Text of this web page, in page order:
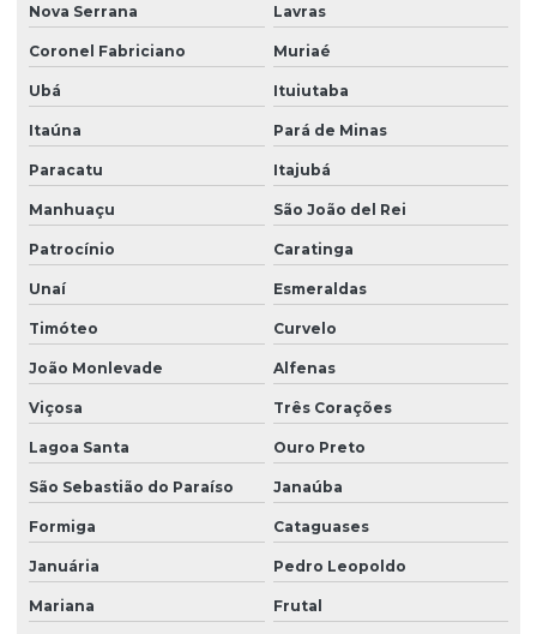
Nova Serrana Lavras
Coronel Fabriciano Muriaé
Ubá Ituiutaba
Itaúna Pará de Minas
Paracatu Itajubá
Manhuaçu São João del Rei
Patrocínio Caratinga
Unaí Esmeraldas
Timóteo Curvelo
João Monlevade Alfenas
Viçosa Três Corações
Lagoa Santa Ouro Preto
São Sebastião do Paraíso Janaúba
Formiga Cataguases
Januária Pedro Leopoldo
Mariana Frutal